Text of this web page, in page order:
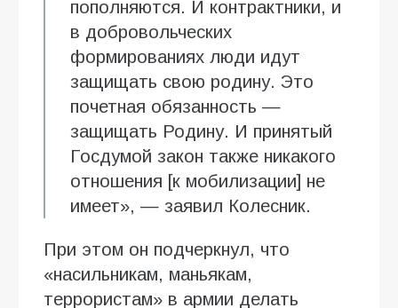
пополняются. И контрактники, и
в добровольческих
формированиях люди идут
защищать свою родину. Это
почетная обязанность —
защищать Родину. И принятый
Госдумой закон также никакого
отношения [к мобилизации] не
имеет», — заявил Колесник.
При этом он подчеркнул, что
«насильникам, маньякам,
террористам» в армии делать